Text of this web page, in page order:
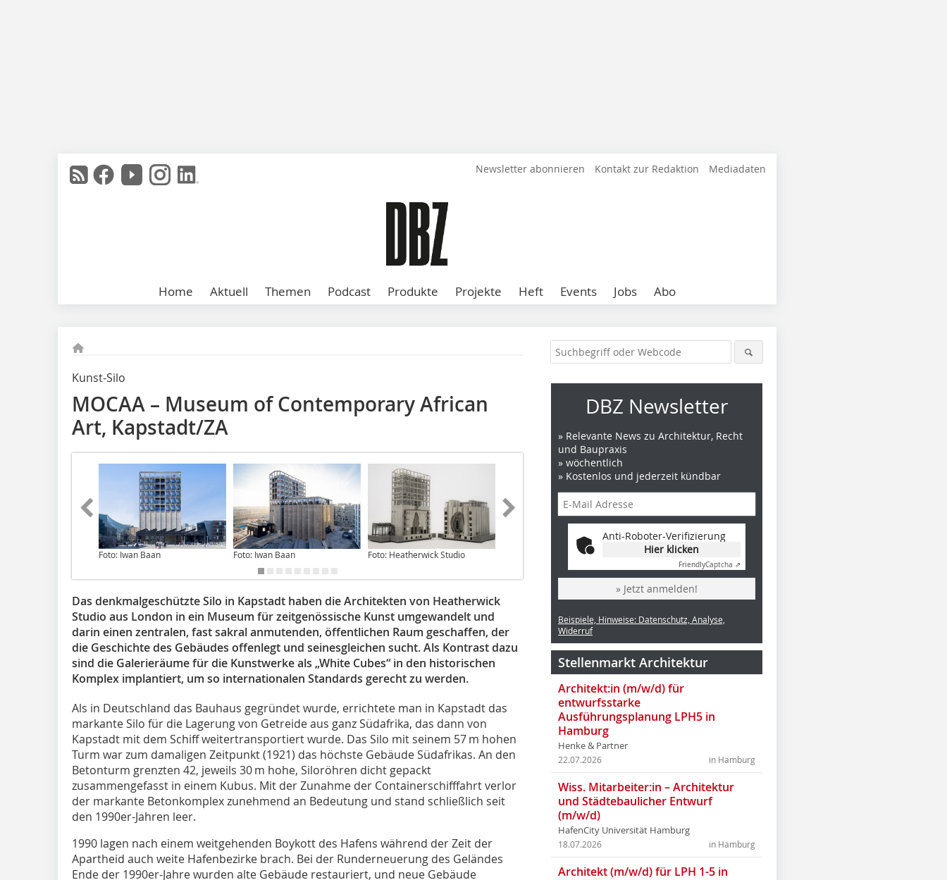
Newsletter abonnieren Kontakt zur Redaktion Mediadaten
Home Aktuell Themen Podcast Produkte Projekte Heft Events Jobs Abo
Kunst-Silo
MOCAA – Museum of Contemporary African
Art, Kapstadt/ZA
Foto: Iwan Baan Foto: Iwan Baan Foto: Heatherwick Studio Foto: Iwan Baan
Das denkmalgeschützte Silo in Kapstadt haben die Architekten von Heatherwick
Studio aus London in ein Museum für zeitgenössische Kunst umgewandelt und
darin einen zentralen, fast sakral anmutenden, öffentlichen Raum geschaffen, der
die Geschichte des Gebäudes offenlegt und seinesgleichen sucht. Als Kontrast dazu
sind die Galerieräume für die Kunstwerke als „White Cubes“ in den historischen
Komplex implantiert, um so internationalen Standards gerecht zu werden.
Als in Deutschland das Bauhaus gegründet wurde, errichtete man in Kapstadt das
markante Silo für die Lagerung von Getreide aus ganz Südafrika, das dann von
Kapstadt mit dem Schiff weitertransportiert wurde. Das Silo mit seinem 57 m hohen
Turm war zum damaligen Zeitpunkt (1921) das höchste Gebäude Südafrikas. An den
Betonturm grenzten 42, jeweils 30 m hohe, Siloröhren dicht gepackt
zusammengefasst in einem Kubus. Mit der Zunahme der Containerschifffahrt verlor
der markante Betonkomplex zunehmend an Bedeutung und stand schließlich seit
den 1990er-Jahren leer.
1990 lagen nach einem weitgehenden Boykott des Hafens während der Zeit der
Apartheid auch weite Hafenbezirke brach. Bei der Runderneuerung des Geländes
Ende der 1990er-Jahre wurden alte Gebäude restauriert, und neue Gebäude
DBZ Newsletter
» Relevante News zu Architektur, Recht
und Baupraxis
» wöchentlich
» Kostenlos und jederzeit kündbar
Anti-Roboter-Verifizierung
Hier klicken
FriendlyCaptcha ⇗
» Jetzt anmelden!
Beispiele, Hinweise: Datenschutz, Analyse,
Widerruf
Stellenmarkt Architektur
Architekt:in (m/w/d) für
entwurfsstarke
Ausführungsplanung LPH5 in
Hamburg
Henke & Partner
in Hamburg
22.07.2026
Wiss. Mitarbeiter:in – Architektur
und Städtebaulicher Entwurf
(m/w/d)
HafenCity Universität Hamburg
in Hamburg
18.07.2026
Architekt (m/w/d) für LPH 1-5 in